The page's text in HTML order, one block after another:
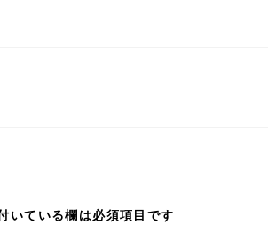
いている欄は必須項目です